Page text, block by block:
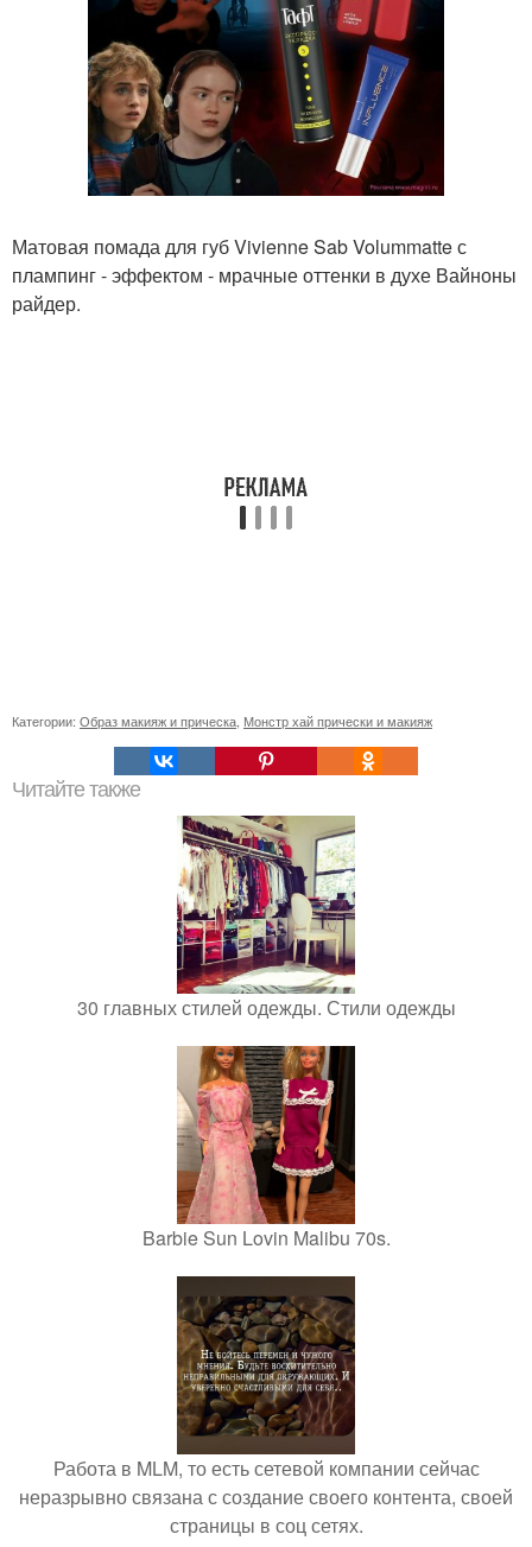
Матовая помада для губ Vivienne Sab Volummatte с
плампинг - эффектом - мрачные оттенки в духе Вайноны
райдер.
Категории: Образ макияж и прическа Монстр хай прически и макияж
Читайте также
30 главных стилей одежды. Стили одежды
Barbie Sun Lovin Malibu 70s.
Работа в MLM, то есть сетевой компании сейчас
неразрывно связана с создание своего контента, своей
страницы в соц сетях.